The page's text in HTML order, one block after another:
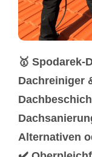
🥇 Spodarek-
Dachreiniger
Alternativen